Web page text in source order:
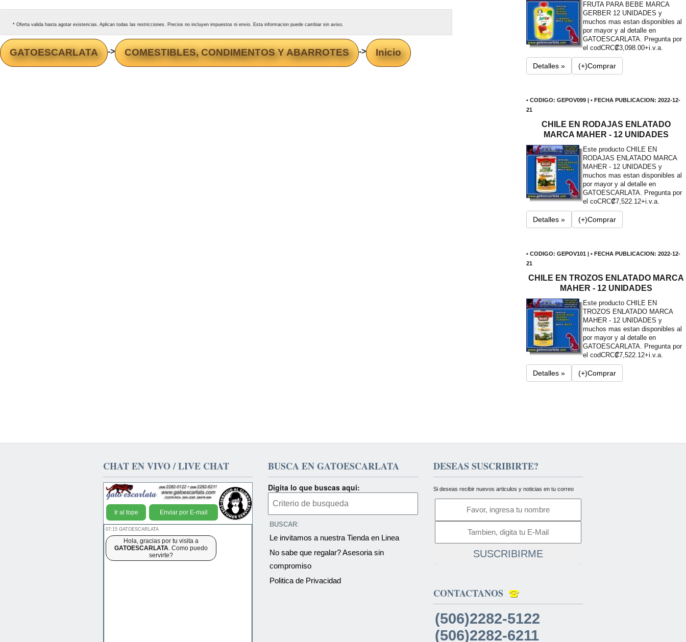
* Oferta valida hasta agotar existencias. Aplican todas las restricciones. Precios no incluyen impuestos ni envio. Esta informacion puede cambiar sin aviso.
GATOESCARLATA -> COMESTIBLES, CONDIMENTOS Y ABARROTES -> Inicio
FRUTA PARA BEBE MARCA
GERBER 12 UNIDADES y
muchos mas estan disponibles al
por mayor y al detalle en
GATOESCARLATA. Pregunta por
el codCRC₡3,098.00+i.v.a.
Detalles » (+)Comprar
• CODIGO: GEPOV099 | • FECHA PUBLICACION: 2022-12-
21
CHILE EN RODAJAS ENLATADO
MARCA MAHER - 12 UNIDADES
Este producto CHILE EN
RODAJAS ENLATADO MARCA
MAHER - 12 UNIDADES y
muchos mas estan disponibles al
por mayor y al detalle en
GATOESCARLATA. Pregunta por
el coCRC₡7,522.12+i.v.a.
Detalles » (+)Comprar
• CODIGO: GEPOV101 | • FECHA PUBLICACION: 2022-12-
21
CHILE EN TROZOS ENLATADO MARCA
MAHER - 12 UNIDADES
Este producto CHILE EN
TROZOS ENLATADO MARCA
MAHER - 12 UNIDADES y
muchos mas estan disponibles al
por mayor y al detalle en
GATOESCARLATA. Pregunta por
el codCRC₡7,522.12+i.v.a.
Detalles » (+)Comprar
CHAT EN VIVO / LIVE CHAT
Ir al tope Enviar por E-mail
07:15 GATOESCARLATA
Hola, gracias por tu visita a
GATOESCARLATA. Como puedo
servirte?
BUSCA EN GATOESCARLATA
Digita lo que buscas aqui:
BUSCAR:
Le invitamos a nuestra Tienda en Linea
No sabe que regalar? Asesoria sin
compromiso
Politica de Privacidad
DESEAS SUSCRIBIRTE?
Si deseas recibir nuevos articulos y noticias en tu correo
SUSCRIBIRME
CONTACTANOS
(506)2282-5122
(506)2282-6211